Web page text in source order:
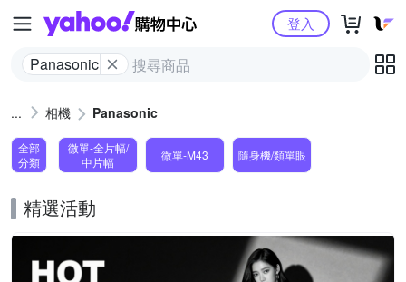
Yahoo購物中心
Panasonic
登入
相機 Panasonic
全部
分類
微單-全片幅/
中片幅
微單-M43 隨身機/類單眼
精選活動